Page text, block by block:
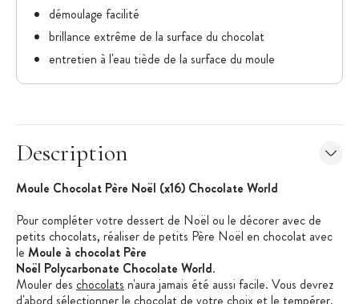
démoulage facilité
brillance extrême de la surface du chocolat
entretien à l'eau tiède de la surface du moule
Description
Moule Chocolat Père Noël (x16) Chocolate World
Pour compléter votre dessert de Noël ou le décorer avec de
petits chocolats, réaliser de petits Père Noël en chocolat avec
le Moule à chocolat Père
Noël Polycarbonate Chocolate World.
Mouler des chocolats n'aura jamais été aussi facile. Vous devrez